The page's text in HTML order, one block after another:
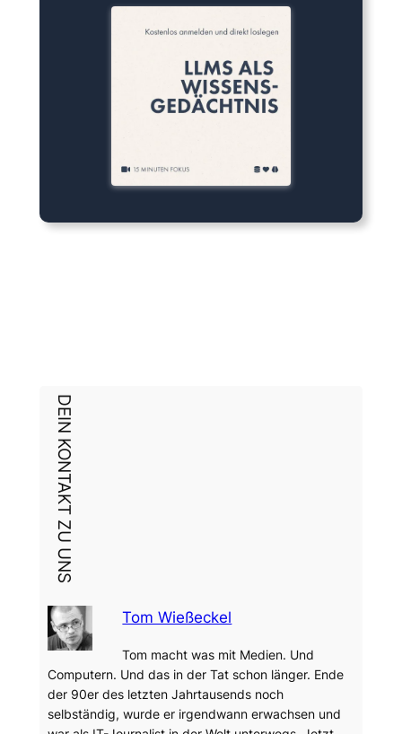
DEIN KONTAKT ZU UNS
Tom Wießeckel
Tom macht was mit Medien. Und
Computern. Und das in der Tat schon länger. Ende
der 90er des letzten Jahrtausends noch
selbständig, wurde er irgendwann erwachsen und